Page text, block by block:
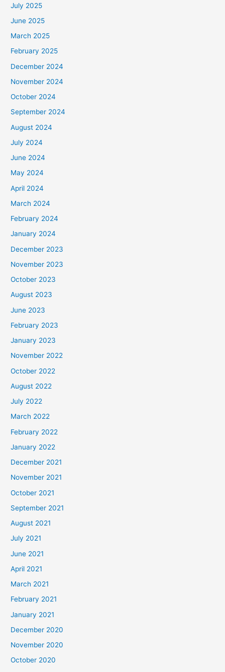
July 2025
June 2025
March 2025
February 2025
December 2024
November 2024
October 2024
September 2024
August 2024
July 2024
June 2024
May 2024
April 2024
March 2024
February 2024
January 2024
December 2023
November 2023
October 2023
August 2023
June 2023
February 2023
January 2023
November 2022
October 2022
August 2022
July 2022
March 2022
February 2022
January 2022
December 2021
November 2021
October 2021
September 2021
August 2021
July 2021
June 2021
April 2021
March 2021
February 2021
January 2021
December 2020
November 2020
October 2020